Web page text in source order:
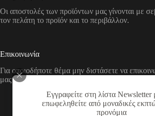
Εγγραφείτε στη λίστα Newsletter
επωφεληθείτε από μοναδικές
προνόμια
Οι αποστολές των προϊόντων μας γίνονται με
τον πελάτη το προϊόν και το περιβάλλον.
Επικοινωνία
Για οποιοδήποτε θέμα μην διστάσετε να
μας με τους παρακάτω τρόπους
Διεύθυνση:
Νικολάου Χάσου 19, ΤΚ 53100,